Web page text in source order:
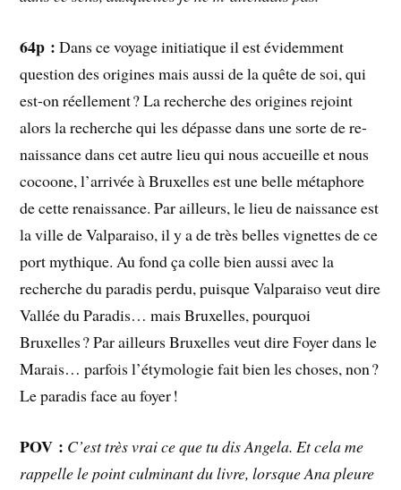
64p : Dans ce voyage initiatique il est évidemment
question des origines mais aussi de la quête de soi, qui
est-on réellement ? La recherche des origines rejoint
alors la recherche qui les dépasse dans une sorte de re-
naissance dans cet autre lieu qui nous accueille et nous
cocoone, l’arrivée à Bruxelles est une belle métaphore
de cette renaissance. Par ailleurs, le lieu de naissance est
la ville de Valparaiso, il y a de très belles vignettes de ce
port mythique. Au fond ça colle bien aussi avec la
recherche du paradis perdu, puisque Valparaiso veut dire
Vallée du Paradis… mais Bruxelles, pourquoi
Bruxelles ? Par ailleurs Bruxelles veut dire Foyer dans le
Marais… parfois l’étymologie fait bien les choses, non ?
Le paradis face au foyer !
POV : C’est très vrai ce que tu dis Angela. Et cela me
rappelle le point culminant du livre, lorsque Ana pleure